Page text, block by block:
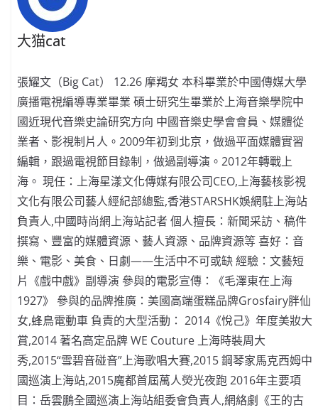
大猫cat
張耀文（Big Cat） 12.26 摩羯女 本科畢業於中國傳媒大學
廣播電視編導專業畢業 碩士研究生畢業於上海音樂學院中
國近現代音樂史論研究方向 中國音樂史學會會員、媒體從
業者、影視制片人。2009年初到北京，做過平面媒體實習
編輯，跟過電視節目錄制，做過副導演。2012年轉戰上
海。 現任：上海星漾文化傳媒有限公司CEO,上海藝核影視
文化有限公司藝人經紀部總監,香港STARSHK娛網駐上海站
負責人,中國時尚網上海站記者 個人擅長：新聞采訪、稿件
撰寫、豐富的媒體資源、藝人資源、品牌資源等 喜好：音
樂、電影、美食、日劇——生活中不可或缺 經驗：文藝短
片《戲中戲》副導演 參與的電影宣傳：《毛澤東在上海
1927》 參與的品牌推廣：美國高端蛋糕品牌Grosfairy胖仙
女,蜂鳥電動車 負責的大型活動： 2014《悅己》年度美妝大
賞,2014 著名高定品牌 WE Couture 上海時裝周大
秀,2015“雪碧音碰音”上海歌唱大賽,2015 鋼琴家馬克西姆中
國巡演上海站,2015魔都首屆萬人熒光夜跑 2016年主要項
目：岳雲鵬全國巡演上海站組委會負責人,網絡劇《王的古